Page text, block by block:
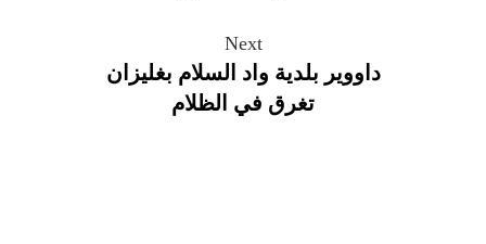
Next
داووير بلدية واد السلام بغليزان
تغرق في الظلام